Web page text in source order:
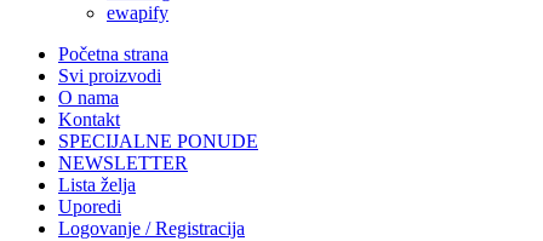
ewapify
Početna strana
Svi proizvodi
O nama
Kontakt
SPECIJALNE PONUDE
NEWSLETTER
Lista želja
Uporedi
Logovanje / Registracija